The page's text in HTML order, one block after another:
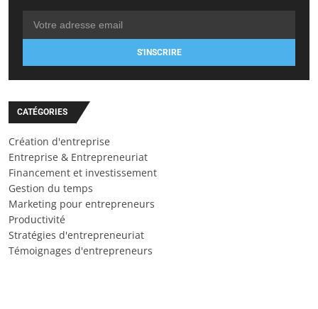
S'INSCRIRE
CATÉGORIES
Création d'entreprise
Entreprise & Entrepreneuriat
Financement et investissement
Gestion du temps
Marketing pour entrepreneurs
Productivité
Stratégies d'entrepreneuriat
Témoignages d'entrepreneurs